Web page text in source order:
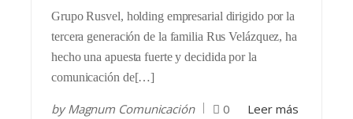
Grupo Rusvel, holding empresarial dirigido por la
tercera generación de la familia Rus Velázquez, ha
hecho una apuesta fuerte y decidida por la
comunicación de[…]
byMagnum Comunicación 0 Leer más